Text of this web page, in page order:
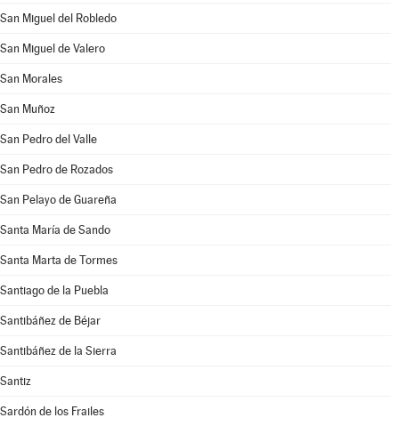
San Miguel del Robledo
San Miguel de Valero
San Morales
San Muñoz
San Pedro del Valle
San Pedro de Rozados
San Pelayo de Guareña
Santa María de Sando
Santa Marta de Tormes
Santiago de la Puebla
Santibáñez de Béjar
Santibáñez de la Sierra
Santiz
Sardón de los Frailes